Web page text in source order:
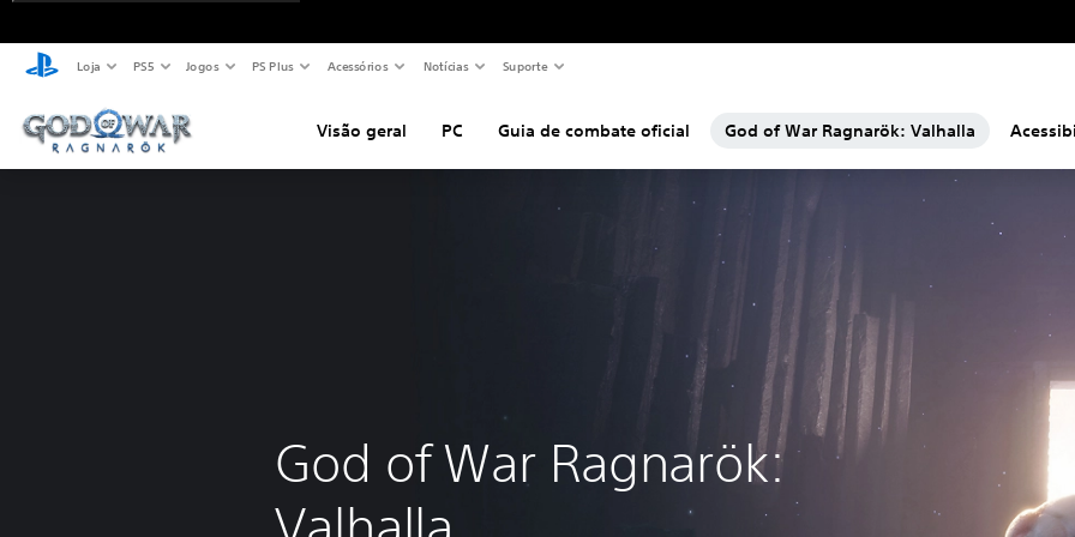
Loja PS5 Jogos PS Plus Acessórios Notícias Suporte
Visão geral PC Guia de combate oficial God of War Ragnarök: Valhalla
God of War Ragnarök: